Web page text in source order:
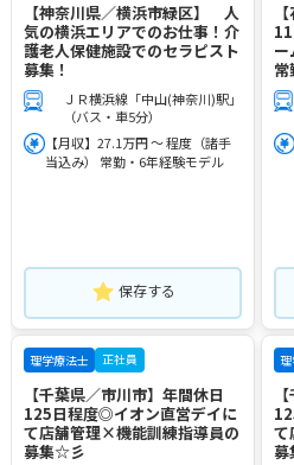
【神奈川県／横浜市緑区】 人
気の横浜エリアでのお仕事！介
護老人保健施設でのセラピスト
募集！
ＪＲ横浜線「中山(神奈川)駅」
（バス・車5分）
【月収】27.1万円 ～ 程度（諸手
当込み） 常勤・6年経験モデル
保存する
常
理学療法士 正社員
【千葉県／市川市】年間休日
125日程度◎イオン直営デイに
て店舗管理×機能訓練指導員の
募集☆彡
て